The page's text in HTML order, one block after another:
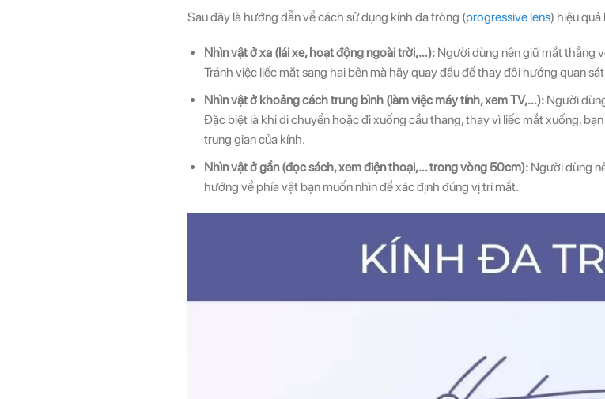
Sau đây là hướng dẫn về cách sử dụng kính đa tròng (progressive lens) hiệu
Nhìn vật ở xa (lái xe, hoạt động ngoài trời,…): Người dùng nên giữ mắt thẳng
Tránh việc liếc mắt sang hai bên mà hãy quay đầu để thay đổi hướng quan
Nhìn vật ở khoảng cách trung bình (làm việc máy tính, xem TV,…):Người
Đặc biệt là khi di chuyển hoặc đi xuống cầu thang, thay vì liếc mắt xuống,
trung gian của kính.
Nhìn vật ở gần (đọc sách, xem điện thoại,… trong vòng 50cm):Người dùng
hướng về phía vật bạn muốn nhìn để xác định đúng vị trí mắt.